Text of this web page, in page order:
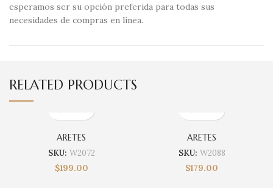
esperamos ser su opción preferida para todas sus
necesidades de compras en línea.
RELATED PRODUCTS
ARETES
SKU: W2072
$199.00
ARETES
SKU: W2088
$179.00